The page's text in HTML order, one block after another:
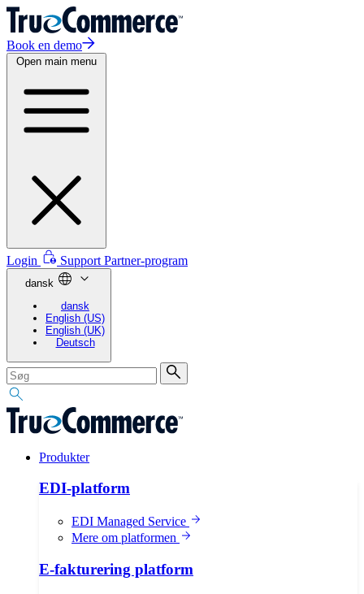
Book en demo
Open main menu
Login Support Partner-program
dansk
dansk
English (US)
English (UK)
Deutsch
Produkter
EDI-platform
EDI Managed Service
Mere om platformen
E-fakturering platform